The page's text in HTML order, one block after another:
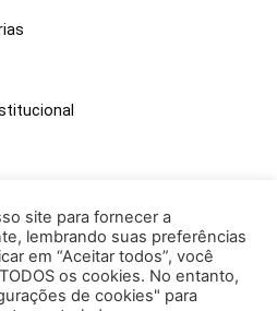
site para fornecer a
lembrando suas preferências
em “Aceitar todos”, você
os cookies. No entanto,
de cookies" para